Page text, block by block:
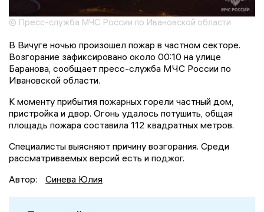
© Пресс-служба МЧС России по Ивановской области
В Вичуге ночью произошел пожар в частном секторе.
Возгорание зафиксировано около 00:10 на улице
Баранова, сообщает пресс-служба МЧС России по
Ивановской области.
К моменту прибытия пожарных горели частный дом,
пристройка и двор. Огонь удалось потушить, общая
площадь пожара составила 112 квадратных метров.
Специалисты выясняют причину возгорания. Среди
рассматриваемых версий есть и поджог.
Автор:
Синева Юлия